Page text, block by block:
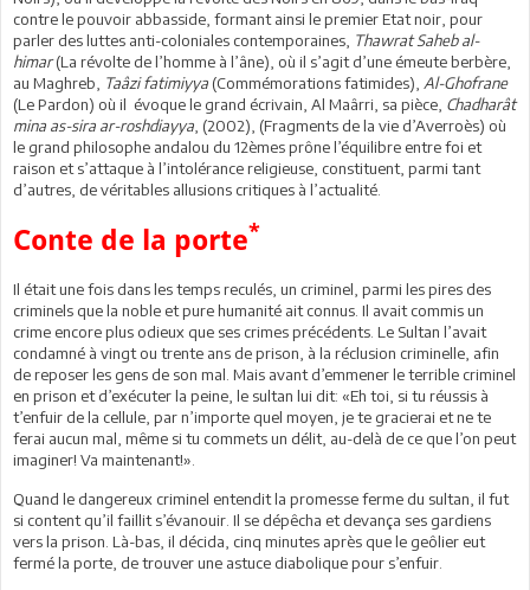
contre le pouvoir abbasside, formant ainsi le premier Etat noir, pour
parler des luttes anti-coloniales contemporaines, Thawrat Saheb al-
himar(La révolte de l’homme à l’âne), où il s’agit d’une émeute berbère,
au Maghreb,
Taâzi fatimiyya (Commémorations fatimides), Al-Ghofrane
(Le Pardon) où il évoque le grand écrivain, Al Maârri, sa pièce, Chadharât
mina as-sira ar-roshdiayya , (2002), (Fragments de la vie d’Averroès) où
le grand philosophe andalou du 12èmes prône l’équilibre entre foi et
raison et s’attaque à l’intolérance religieuse, constituent, parmi tant
d’autres, de véritables allusions critiques à l’actualité.
Conte de la porte*
Il était une fois dans les temps reculés, un criminel, parmi les pires des
criminels que la noble et pure humanité ait connus. Il avait commis un
crime encore plus odieux que ses crimes précédents. Le Sultan l’avait
condamné à vingt ou trente ans de prison, à la réclusion criminelle, afin
de reposer les gens de son mal. Mais avant d’emmener le terrible criminel
en prison et d’exécuter la peine, le sultan lui dit: «Eh toi, si tu réussis à
t’enfuir de la cellule, par n’importe quel moyen, je te gracierai et ne te
ferai aucun mal, même si tu commets un délit, au-delà de ce que l’on peut
imaginer! Va maintenant!».
Quand le dangereux criminel entendit la promesse ferme du sultan, il fut
si content qu’il faillit s’évanouir. Il se dépêcha et devança ses gardiens
vers la prison. Là-bas, il décida, cinq minutes après que le geôlier eut
fermé la porte, de trouver une astuce diabolique pour s’enfuir.